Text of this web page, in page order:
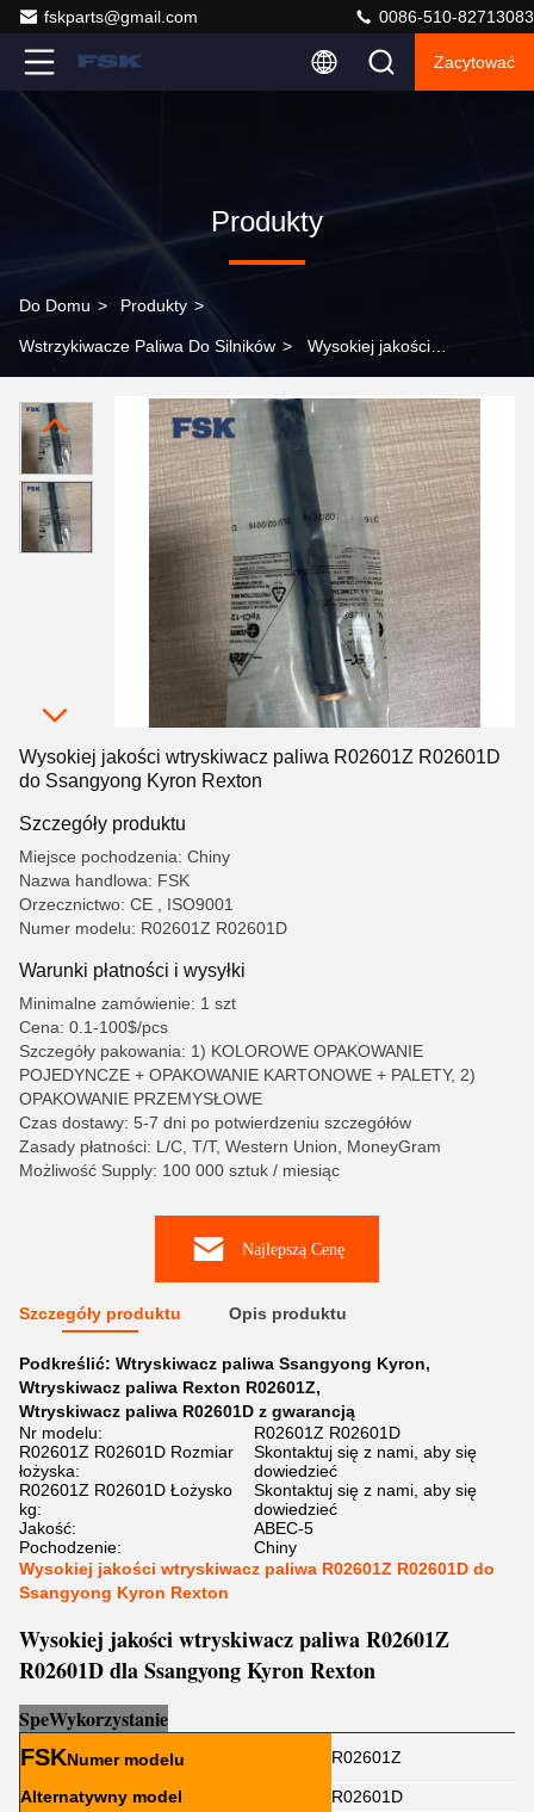
fskparts@gmail.com 0086-510-82713083
Zacytować
Produkty
Do Domu > Produkty >
Wstrzykiwacze Paliwa Do Silników > Wysokiej jakości
Kyron Rexton
Wysokiej jakości wtryskiwacz paliwa R02601Z R02601D
do Ssangyong Kyron Rexton
Szczegóły produktu
Miejsce pochodzenia: Chiny
Nazwa handlowa: FSK
Orzecznictwo: CE , ISO9001
Numer modelu: R02601Z R02601D
Warunki płatności i wysyłki
Minimalne zamówienie: 1 szt
Cena: 0.1-100$/pcs
Szczegóły pakowania: 1) KOLOROWE OPAKOWANIE
POJEDYNCZE + OPAKOWANIE KARTONOWE + PALETY, 2)
OPAKOWANIE PRZEMYSŁOWE
Czas dostawy: 5-7 dni po potwierdzeniu szczegółów
Zasady płatności: L/C, T/T, Western Union, MoneyGram
Możliwość Supply: 100 000 sztuk / miesiąc
Najlepszą Cenę
Szczegóły produktu Opis produktu
Podkreślić: Wtryskiwacz paliwa Ssangyong Kyron,
Wtryskiwacz paliwa Rexton R02601Z,
Wtryskiwacz paliwa R02601D z gwarancją
Nr modelu:
R02601Z R02601D
R02601Z R02601D Rozmiar
łożyska:
Skontaktuj się z nami, aby się
dowiedzieć
R02601Z R02601D Łożysko
kg:
Skontaktuj się z nami, aby się
dowiedzieć
Jakość:
ABEC-5
Pochodzenie:
Chiny
Wysokiej jakości wtryskiwacz paliwa R02601Z R02601D do
Ssangyong Kyron Rexton
Wysokiej jakości wtryskiwacz paliwa R02601Z
R02601D dla Ssangyong Kyron Rexton
SpeWykorzystanie
FSKNumer modelu R02601Z
Alternatywny model
R02601D